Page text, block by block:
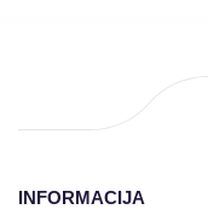
INFORMACIJA